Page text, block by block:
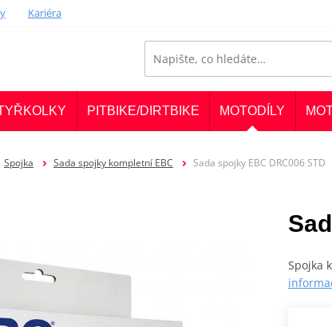
Kariéra
PITBIKE/DIRTBIKE MOTODÍLY
Spojka Sada spojky kompletní EBC Sada spojky EBC DRC006 STD
Spojka